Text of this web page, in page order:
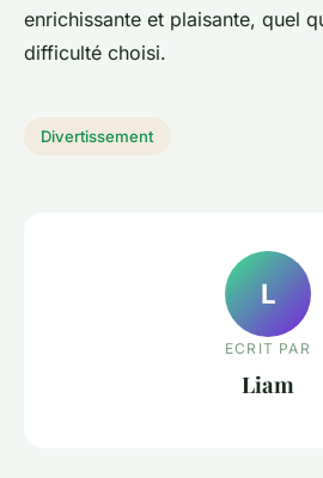
enrichissante et plaisante, quel
difficulté choisi.
Divertissement
L
ECRIT PAR
Liam